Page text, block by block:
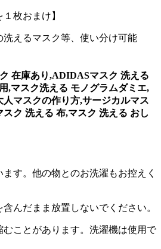
枚おまけ】
洗えるマスク等、使い分け可能
在庫あり,ADIDASマスク 洗える
,マスク洗える モノグラムダミエ,
マスクの作り方,サージカルマス
ク 洗える 布,マスク 洗える おし
す。他の物とのお洗濯もお控えく
んだまま放置しないでください。
むことがあります。洗濯機は使用で